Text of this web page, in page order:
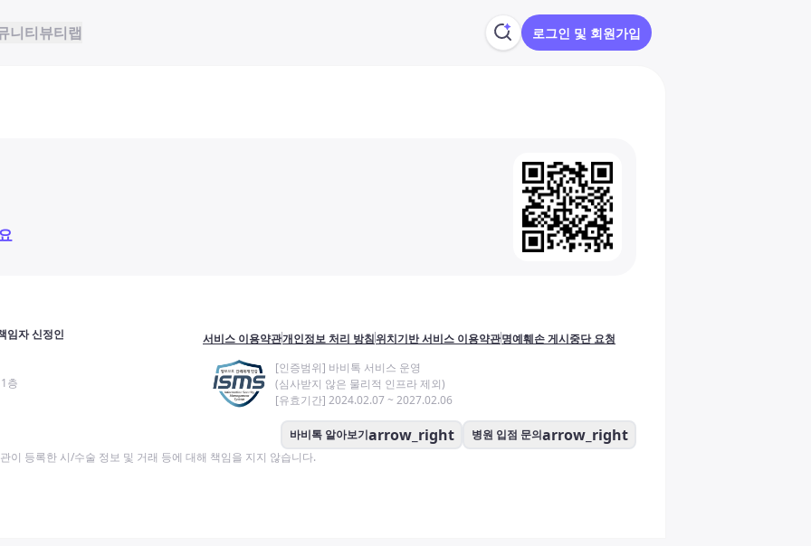
니티뷰티랩 로그인 및 회원가입
임자 신정인
층
서비스 이용약관개인정보 처리 방침위치기반 서비스 이용약관명예훼손 게시중단 요청
[인증범위] 바비톡 서비스 운영
(심사받지 않은 물리적 인프라 제외)
[유효기간] 2024.02.07 ~ 2027.02.06
바비톡 알아보기arrow_right 병원 입점 문의arrow_right
이 등록한 시/수술 정보 및 거래 등에 대해 책임을 지지 않습니다.